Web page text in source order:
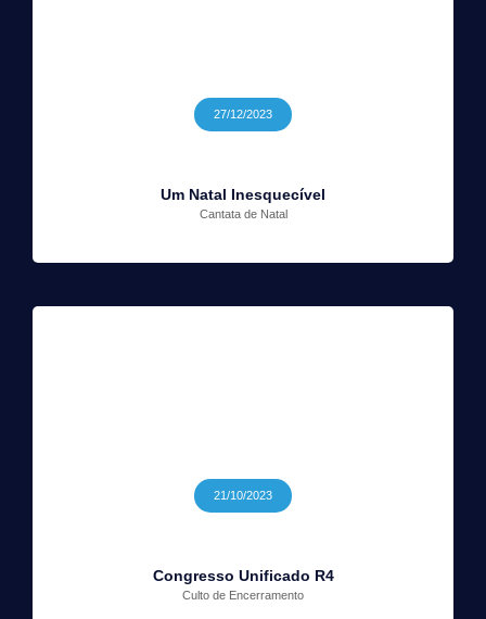
27/12/2023
Um Natal Inesquecível
Cantata de Natal
21/10/2023
Congresso Unificado R4
Culto de Encerramento